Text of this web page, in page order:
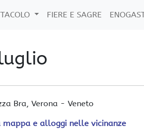
FIERE E SAGRE
Bra, Verona - Veneto
mappa e alloggi nelle vicinanze